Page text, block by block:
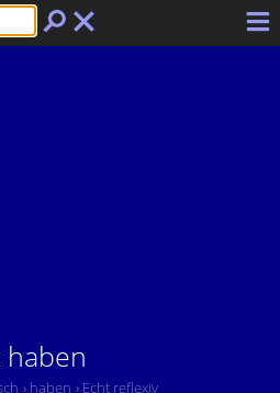
› haben › Echt reflexiv